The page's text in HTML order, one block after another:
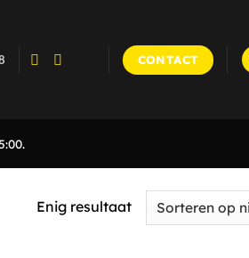
CONTACT
Enig resultaat